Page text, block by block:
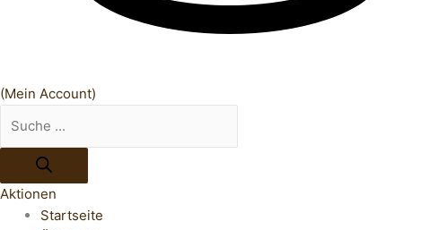
(Mein Account)
Aktionen
Startseite